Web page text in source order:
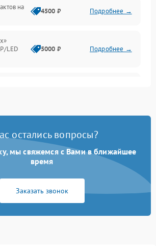
на
4500 ₽ Подробнее →
LED
5000 ₽ Подробнее →
или
4500 ₽ Подробнее →
3000 ₽ Подробнее →
остались вопросы?
мы свяжемся с Вами в ближайшее
время
Заказать звонок